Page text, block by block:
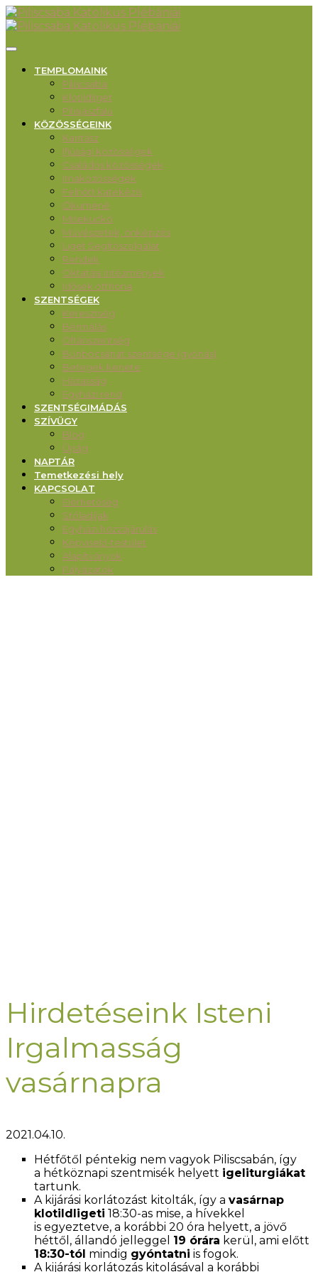
TEMPLOMAINK
Piliscsaba
Klotildliget
Pilisjászfalu
KÖZÖSSÉGEINK
Karitász
Ifjúsági közösségek
Családos közösségek
Imaközösségek
Felnőtt katekézis
Ökumené
Misekuckó
Művészetek, önképzés
Liget Segítőszolgálat
Rendek
Oktatási intézmények
Idősek otthona
SZENTSÉGEK
Keresztség
Bérmálás
Oltáriszentség
Bűnbocsánat szentsége (gyónás)
Betegek kenete
Házasság
Egyházi rend
SZENTSÉGIMÁDÁS
SZÍVÜGY
Blog
Újság
NAPTÁR
Temetkezési hely
KAPCSOLAT
Elérhetőség
Stóladíjak
Egyházi hozzájárulás
Képviselő-testület
Alapítványok
Pályázatok
Hirdetéseink Isteni
Irgalmasság
vasárnapra
2021.04.10.
Hétfőtől péntekig nem vagyok Piliscsabán, így
a hétköznapi szentmisék helyett igeliturgiákat
tartunk.
A kijárási korlátozást kitolták, így a vasárnap
klotildligeti 18:30-as mise, a hívekkel
is egyeztetve, a korábbi 20 óra helyett, a jövő
héttől, állandó jelleggel 19 órára kerül, ami előtt
18:30-tól mindig gyóntatni is fogok.
A kijárási korlátozás kitolásával a korábbi